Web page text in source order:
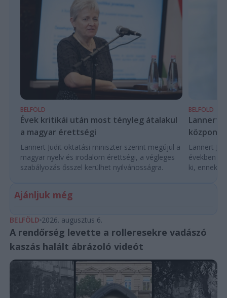
BELFÖLD
Évek kritikái után most tényleg átalakul
a magyar érettségi
Lannert Judit oktatási miniszter szerint megújul a
magyar nyelv és irodalom érettségi, a végleges
szabályozás ősszel kerülhet nyilvánosságra.
BELFÖLD
Lannert
Lannert
években
ki, ennek
Ajánljuk még
BELFÖLD 2026. augusztus 6.
A rendőrség levette a rolleresekre vadászó
kaszás halált ábrázoló videót